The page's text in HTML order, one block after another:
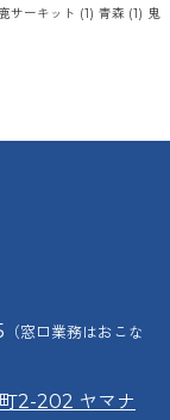
サーキット (1) 青森 (1) 鬼
（窓口業務はおこな
2-202 ヤマナ